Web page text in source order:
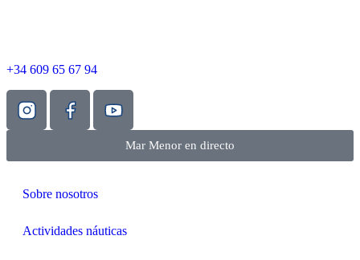
+34 609 65 67 94
Mar Menor en directo
Sobre nosotros
Actividades náuticas